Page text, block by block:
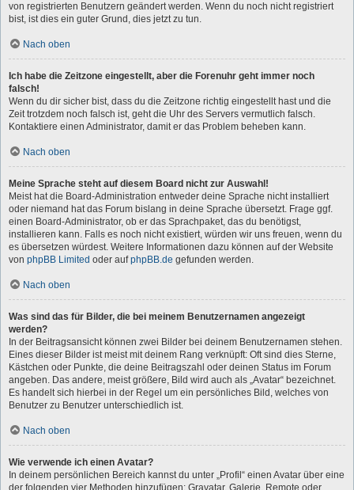
von registrierten Benutzern geändert werden. Wenn du noch nicht registriert
bist, ist dies ein guter Grund, dies jetzt zu tun.
Nach oben
Ich habe die Zeitzone eingestellt, aber die Forenuhr geht immer noch
falsch!
Wenn du dir sicher bist, dass du die Zeitzone richtig eingestellt hast und die
Zeit trotzdem noch falsch ist, geht die Uhr des Servers vermutlich falsch.
Kontaktiere einen Administrator, damit er das Problem beheben kann.
Nach oben
Meine Sprache steht auf diesem Board nicht zur Auswahl!
Meist hat die Board-Administration entweder deine Sprache nicht installiert
oder niemand hat das Forum bislang in deine Sprache übersetzt. Frage ggf.
einen Board-Administrator, ob er das Sprachpaket, das du benötigst,
installieren kann. Falls es noch nicht existiert, würden wir uns freuen, wenn du
es übersetzen würdest. Weitere Informationen dazu können auf der Website
von phpBB Limited oder aufphpBB.de gefunden werden.
Nach oben
Was sind das für Bilder, die bei meinem Benutzernamen angezeigt
werden?
In der Beitragsansicht können zwei Bilder bei deinem Benutzernamen stehen.
Eines dieser Bilder ist meist mit deinem Rang verknüpft: Oft sind dies Sterne,
Kästchen oder Punkte, die deine Beitragszahl oder deinen Status im Forum
angeben. Das andere, meist größere, Bild wird auch als „Avatar“ bezeichnet.
Es handelt sich hierbei in der Regel um ein persönliches Bild, welches von
Benutzer zu Benutzer unterschiedlich ist.
Nach oben
Wie verwende ich einen Avatar?
In deinem persönlichen Bereich kannst du unter „Profil“ einen Avatar über eine
der folgenden vier Methoden hinzufügen: Gravatar, Galerie, Remote oder